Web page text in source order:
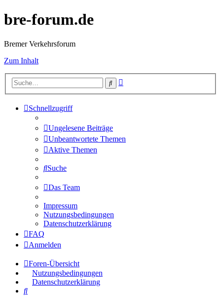
bre-forum.de
Bremer Verkehrsforum
Zum Inhalt
Suche
Schnellzugriff
Ungelesene Beiträge
Unbeantwortete Themen
Aktive Themen
Suche
Das Team
Impressum
Nutzungsbedingungen
Datenschutzerklärung
FAQ
Anmelden
Foren-Übersicht
Nutzungsbedingungen
Datenschutzerklärung
Suche